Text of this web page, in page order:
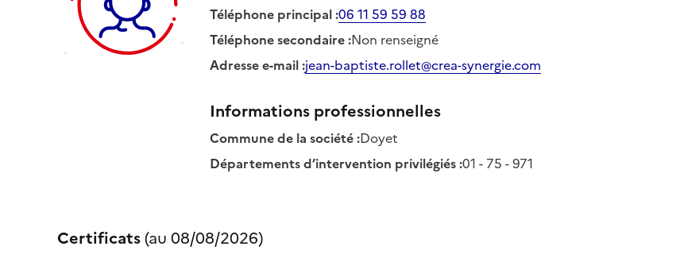
Téléphone principal:06 11 59 59 88
Téléphone secondaire:Non renseigné
Adresse e-mail:jean-baptiste.rollet@crea-synergie.com
Informations professionnelles
Commune de la société:Doyet
Départements d’intervention privilégiés:01 - 75 - 971
Certificats(au 08/08/2026)